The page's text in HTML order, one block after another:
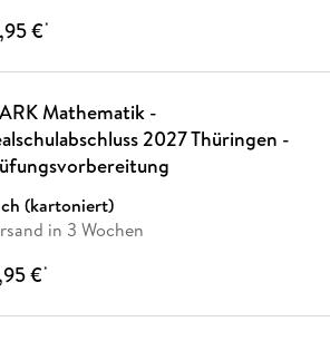
€*
Mathematik -
2027 Thüringen -
(kartoniert)
in 3 Wochen
€*